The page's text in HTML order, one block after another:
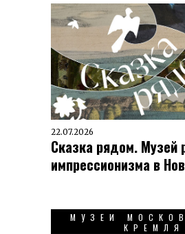
22.07.2026
Сказка рядом. Музей
импрессионизма в
МУЗЕИ
КРЕМЛЯ